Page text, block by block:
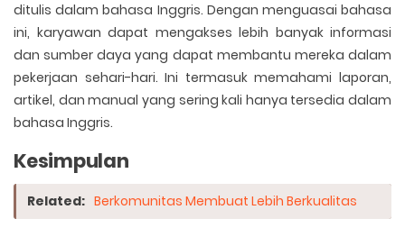
ditulis dalam bahasa Inggris. Dengan menguasai bahasa
ini, karyawan dapat mengakses lebih banyak informasi
dan sumber daya yang dapat membantu mereka dalam
pekerjaan sehari-hari. Ini termasuk memahami laporan,
artikel, dan manual yang sering kali hanya tersedia dalam
bahasa Inggris.
Kesimpulan
Related: Berkomunitas Membuat Lebih Berkualitas